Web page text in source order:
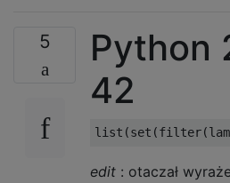
5 Python
42
edit : otaczał